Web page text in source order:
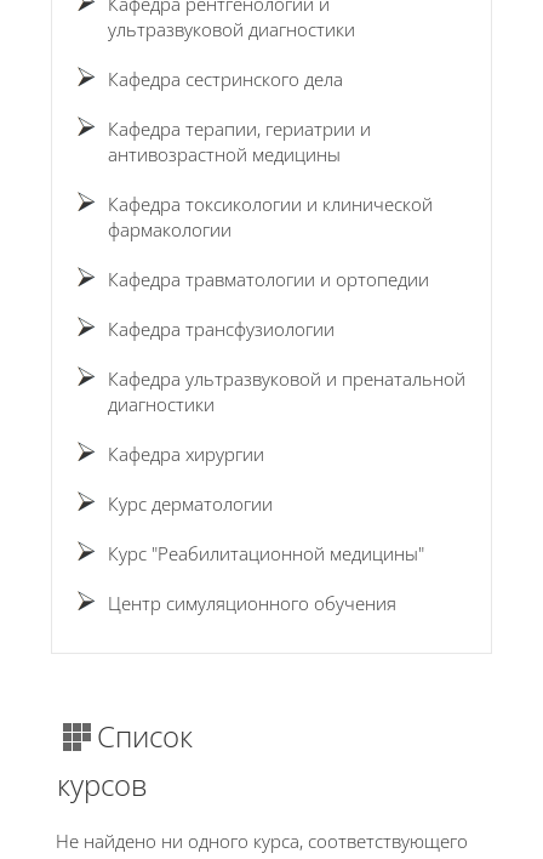
ультразвуковой диагностики
Кафедра сестринского дела
Кафедра терапии, гериатрии и
антивозрастной медицины
Кафедра токсикологии и клинической
фармакологии
Кафедра травматологии и ортопедии
Кафедра трансфузиологии
Кафедра ультразвуковой и пренатальной
диагностики
Кафедра хирургии
Курс дерматологии
Курс "Реабилитационной медицины"
Центр симуляционного обучения
Список
курсов
Не найдено ни одного курса, соответствующего